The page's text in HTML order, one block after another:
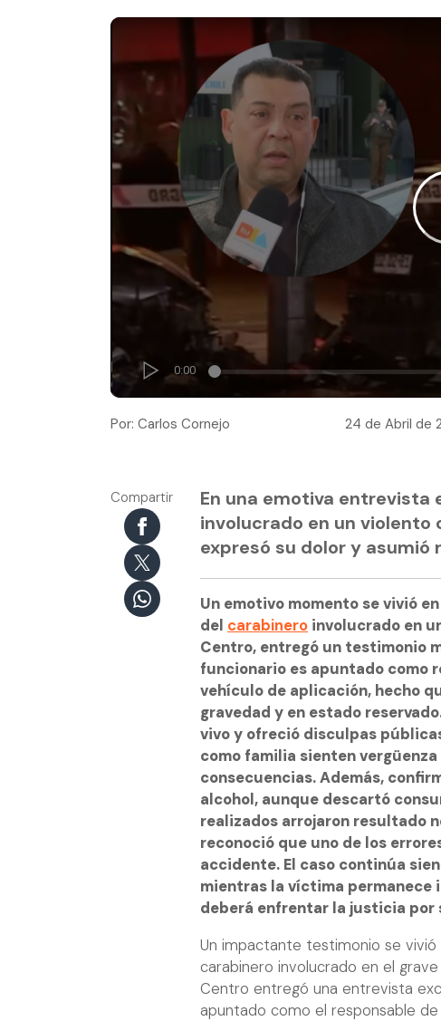
Por: Carlos Cornejo 24 de Abril de
Compartir
En una emotiva entrevista
involucrado en un violento
expresó su dolor y
Un emotivo momento se vivió
del carabinero involucrado en
Centro, entregó un testimonio
funcionario es apuntado como
vehículo de aplicación, hecho
gravedad y en estado
vivo y ofreció disculpas
como familia sienten
consecuencias. Además,
alcohol, aunque descartó
realizados arrojaron resultado
reconoció que uno de los
accidente. El caso continúa
mientras la víctima
deberá enfrentar la justicia por
Un impactante testimonio se vivió
carabinero involucrado en el
Centro entregó una entrevista
apuntado como el responsable